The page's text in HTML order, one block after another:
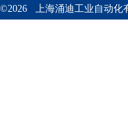
©2026 上海涌迪工业自动化